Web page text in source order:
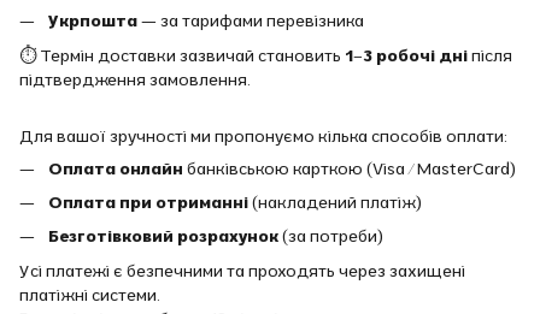
Укрпошта— за тарифами перевізника
⏱ Термін доставки зазвичай становить 1–3 робочі дніпісля
підтвердження замовлення.
Для вашої зручності ми пропонуємо кілька способів оплати:
Оплата онлайн банківською карткою (Visa / MasterCard)
Оплата при отриманні(накладений платіж)
Безготівковий розрахунок(за потреби)
Усі платежі є безпечними та проходять через захищені
платіжні системи.